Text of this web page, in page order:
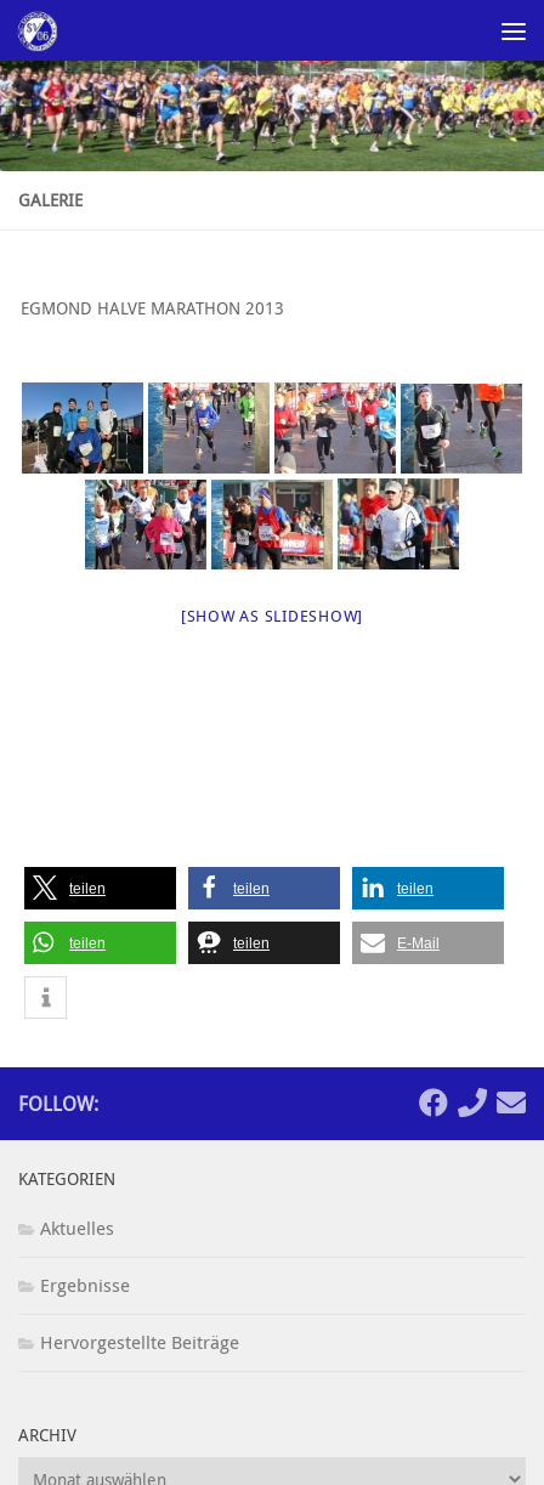
Skip to content
GALERIE
EGMOND HALVE MARATHON 2013
[SHOW AS SLIDESHOW]
teilen teilen teilen
teilen teilen E-Mail
FOLLOW:
KATEGORIEN
Aktuelles
Ergebnisse
Hervorgestellte Beiträge
ARCHIV
Archiv